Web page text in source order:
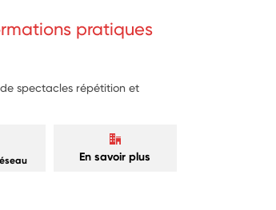
pratiques
spectacles répétition et
En savoir plus